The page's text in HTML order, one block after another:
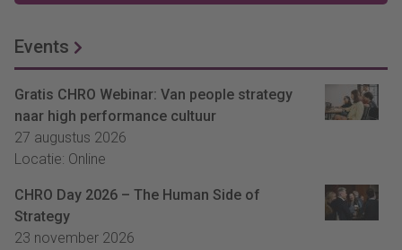
Events
Gratis CHRO Webinar: Van people strategy
naar high performance cultuur
27 augustus 2026
Locatie: Online
CHRO Day 2026 – The Human Side of
Strategy
23 november 2026